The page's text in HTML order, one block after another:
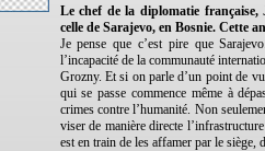
Le chef de la diplomatie
celle de Sarajevo, en Bosnie. Cette
Je pense que c’est pire que
l’incapacité de la communauté
Grozny. Et si on parle d’un point de
qui se passe commence même à
crimes contre l’humanité. Non
viser de manière directe
est en train de les affamer par le siège,